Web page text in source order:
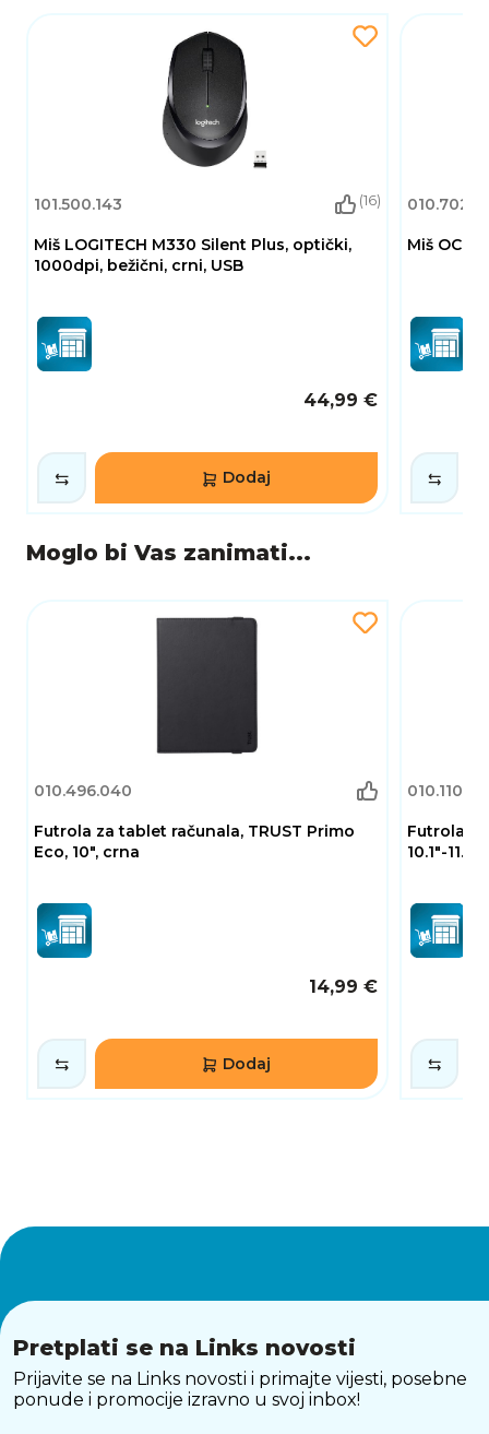
101.500.143 (16)
Miš LOGITECH M330 Silent Plus, optički,
1000dpi, bežični, crni, USB
44,99 €
Dodaj
Miš
Moglo bi Vas zanimati...
010.496.040
Futrola za tablet računala, TRUST Primo
Eco, 10", crna
14,99 €
Dodaj
Futrola
10.1"-
Pretplati se na Links novosti
Prijavite se na Links novosti i primajte vijesti, posebne
ponude i promocije izravno u svoj inbox!